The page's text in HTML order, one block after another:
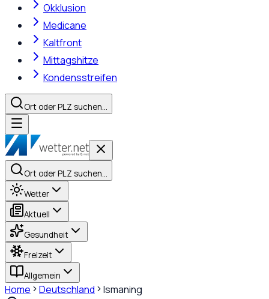
Okklusion
Medicane
Kaltfront
Mittagshitze
Kondensstreifen
Ort oder PLZ suchen…
Ort oder PLZ suchen…
Wetter
Aktuell
Gesundheit
Freizeit
Allgemein
Home Deutschland Ismaning